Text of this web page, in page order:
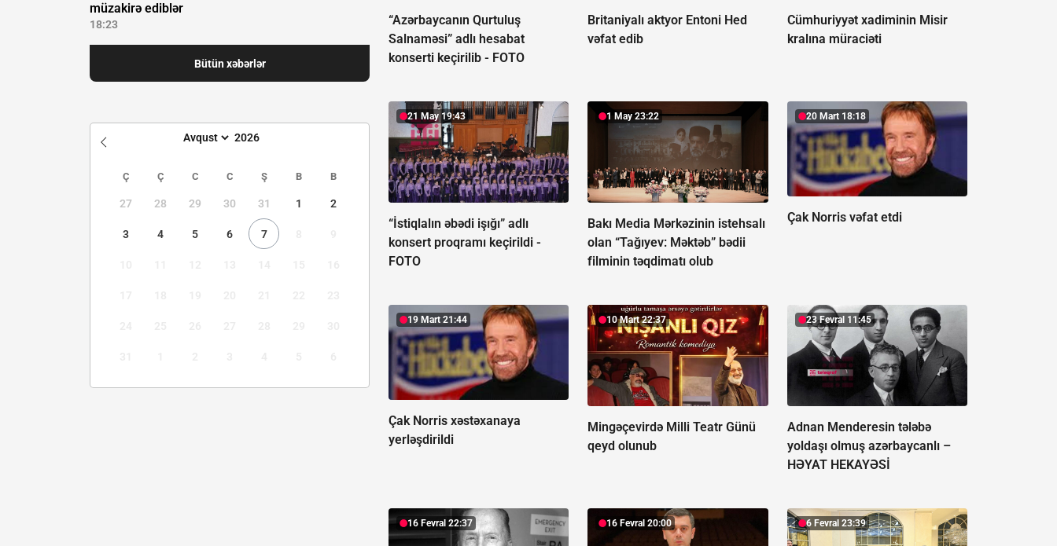
müzakirə ediblər
18:23
Bütün xəbərlər
Ç Ç C C Ş B B
27 28 29 30 31 1 2
3 4 5 6 7
“Azərbaycanın Qurtuluş
Salnaməsi” adlı hesabat
konserti keçirilib - FOTO
Britaniyalı aktyor Entoni Hed
vəfat edib
Cümhuriyyət xadiminin Misir
kralına müraciəti
21 May 19:43
“İstiqlalın əbədi işığı” adlı
konsert proqramı keçirildi -
FOTO
1 May 23:22
Bakı Media Mərkəzinin istehsalı
olan “Tağıyev: Məktəb” bədii
filminin təqdimatı olub
20 Mart 18:18
Çak Norris vəfat etdi
19 Mart 21:44
Çak Norris xəstəxanaya
yerləşdirildi
10 Mart 22:37
Mingəçevirdə Milli Teatr Günü
qeyd olunub
23 Fevral 11:45
Adnan Menderesin tələbə
yoldaşı olmuş azərbaycanlı –
HƏYAT HEKAYƏSİ
16 Fevral 22:37 16 Fevral 20:00 6 Fevral 23:39